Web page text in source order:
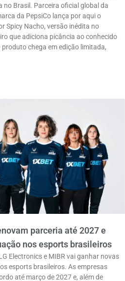
no Brasil. Parceira oficial global da
da PepsiCo lança por aqui o
Spicy Nacho, versão inédita no
que adiciona picância ao conhecido
produto chega em edição limitada,
parceria até 2027 e
nos esports brasileiros
Electronics e MIBR vai ganhar novas
esports brasileiros. As empresas
até março de 2027 e, além de